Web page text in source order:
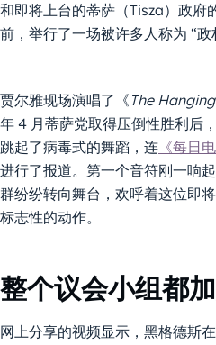
和即将上台的蒂萨（Tisza）政府
前，举行了一场被许多人称为 “政
贾尔雅现场演唱了《 The
年 4 月蒂萨党取得压倒性胜利后
跳起了病毒式的舞蹈，连 《每日
进行了报道。第一个音符刚一响
群纷纷转向舞台，欢呼着这位即
标志性的动作。
整个议会小组都
网上分享的视频显示，黑格德斯